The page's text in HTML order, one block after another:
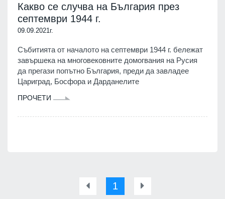
Какво се случва на България през
септември 1944 г.
09.09.2021г.
Събитията от началото на септември 1944 г. бележат
завършека на многовековните домогвания на Русия
да прегази попътно България, преди да завладее
Цариград, Босфора и Дарданелите
ПРОЧЕТИ
1